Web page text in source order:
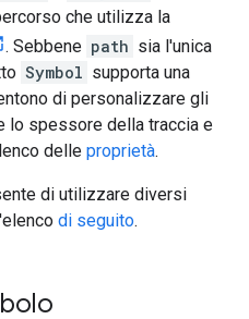
che utilizza la
. Sebbene path sia l'unica
Symbol supporta una
di personalizzare gli
lo spessore della traccia e
delle proprietà.
di utilizzare diversi
di seguito.